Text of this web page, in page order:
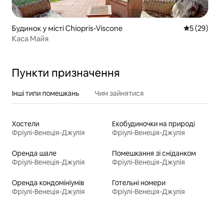
Будинок у місті Chiopris-Viscone Середня
5 (29)
Каса Майя
Пункти призначення
Інші типи помешкань Чим зайнятися
Хостели
Фріулі-Венеція-Джулія
Екобудиночки на природі
Фріулі-Венеція-Джулія
Оренда шале
Фріулі-Венеція-Джулія
Помешкання зі сніданком
Фріулі-Венеція-Джулія
Оренда кондомініумів
Фріулі-Венеція-Джулія
Готельні номери
Фріулі-Венеція-Джулія